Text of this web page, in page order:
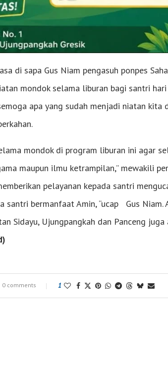
di sapa Gus Niam pengasuh ponpes
mondok selama liburan bagi santri
apa yang sudah menjadi niatan kita
mondok di program liburan ini agar
maupun ilmu ketrampilan,” mewakili
pelayanan kepada santri
santri bermanfaat Amin, “ucap Gus Niam.
Sidayu, Ujungpangkah dan Panceng
0 comments 1